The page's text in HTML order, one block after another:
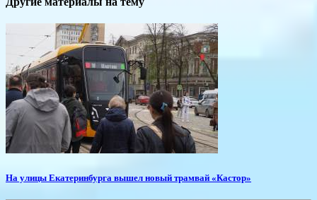
На улицы Екатеринбурга вышел новый трамвай «Кастор»